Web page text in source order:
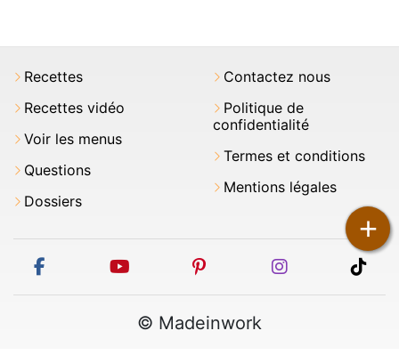
+
Recettes
Recettes vidéo
Voir les menus
Questions
Dossiers
Contactez nous
Politique de
confidentialité
Termes et conditions
Mentions légales
facebook youtube pinterest instagram
© Madeinwork